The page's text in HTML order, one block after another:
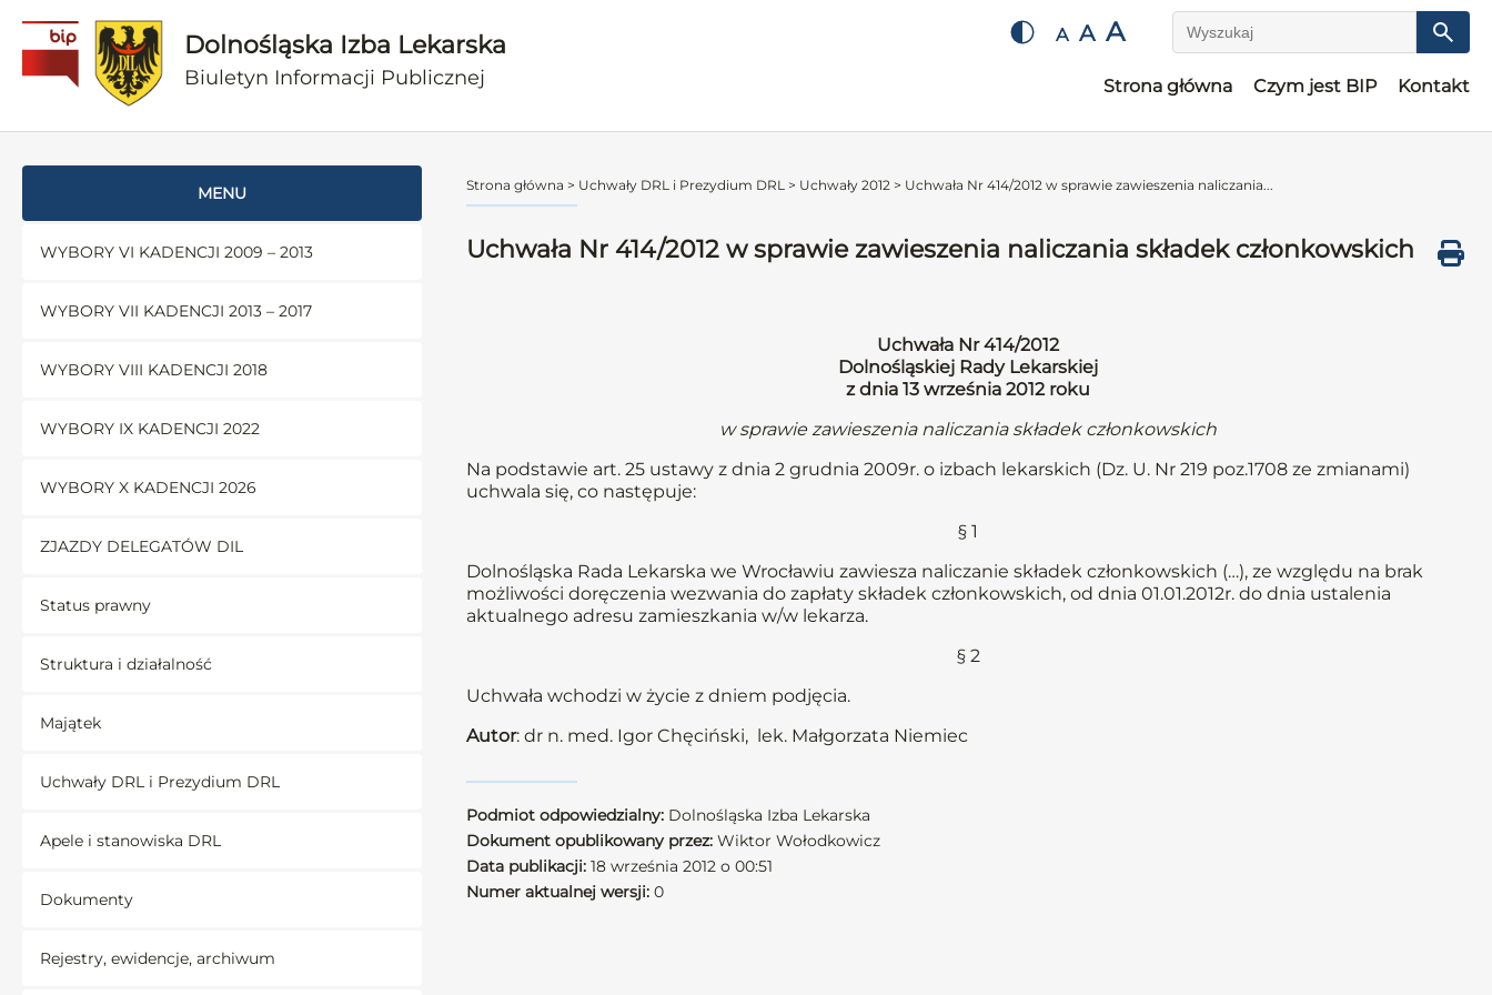
Dolnośląska Izba Lekarska
Biuletyn Informacji Publicznej
A A A Wyszukaj
Strona główna Czym jest BIP Kontakt
MENU
WYBORY VI KADENCJI 2009 – 2013
WYBORY VII KADENCJI 2013 – 2017
WYBORY VIII KADENCJI 2018
WYBORY IX KADENCJI 2022
WYBORY X KADENCJI 2026
ZJAZDY DELEGATÓW DIL
Status prawny
Struktura i działalność
Majątek
Uchwały DRL i Prezydium DRL
Apele i stanowiska DRL
Dokumenty
Rejestry, ewidencje, archiwum
Strona główna > Uchwały DRL i Prezydium DRL > Uchwały 2012 > Uchwała Nr 414/2012 w sprawie zawieszenia naliczania...
Uchwała Nr 414/2012 w sprawie zawieszenia naliczania składek członkowskich
Uchwała Nr 414/2012
Dolnośląskiej Rady Lekarskiej
z dnia 13 września 2012 roku
w sprawie zawieszenia naliczania składek członkowskich
Na podstawie art. 25 ustawy z dnia 2 grudnia 2009r. o izbach lekarskich (Dz. U. Nr 219 poz.1708 ze zmianami)
uchwala się, co następuje:
§ 1
Dolnośląska Rada Lekarska we Wrocławiu zawiesza naliczanie składek członkowskich (…), ze względu na brak
możliwości doręczenia wezwania do zapłaty składek członkowskich, od dnia 01.01.2012r. do dnia ustalenia
aktualnego adresu zamieszkania w/w lekarza.
§ 2
Uchwała wchodzi w życie z dniem podjęcia.
Autor: dr n. med. Igor Chęciński, lek. Małgorzata Niemiec
Podmiot odpowiedzialny: Dolnośląska Izba Lekarska
Dokument opublikowany przez: Wiktor Wołodkowicz
Data publikacji: 18 września 2012 o 00:51
Numer aktualnej wersji: 0